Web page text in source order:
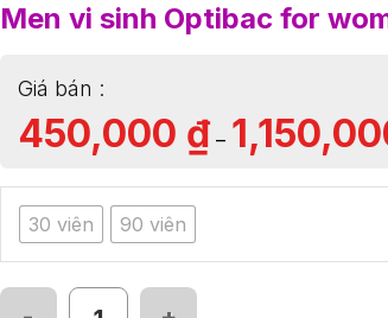
Men vi sinh Optibac for
450,000 ₫ –
30 viên 90 viên
Men vi sinh Optibac for women số